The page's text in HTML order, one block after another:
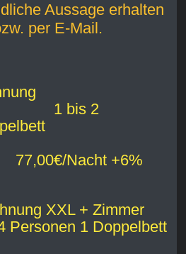
Aussage erhalten
per E-Mail.
2
+6%
XXL + Zimmer
1 Doppelbett